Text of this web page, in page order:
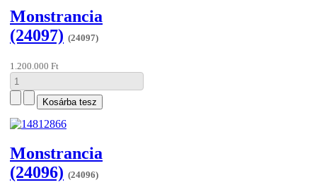
Monstrancia
(24097) (24097)
1.200.000 Ft
Monstrancia
(24096) (24096)